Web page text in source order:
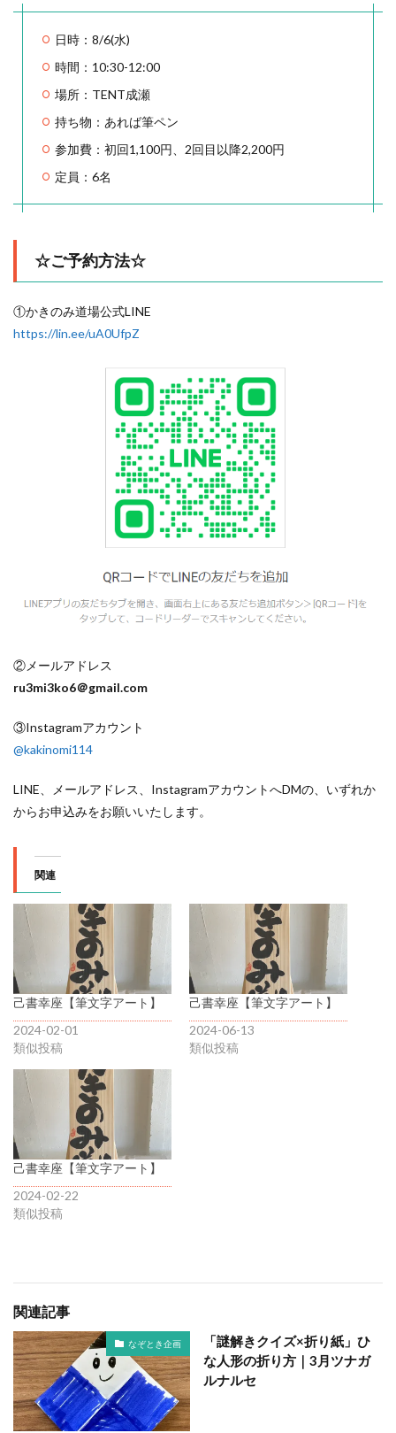
日時：8/6(水)
時間：10:30-12:00
場所：TENT成瀬
持ち物：あれば筆ペン
参加費：初回1,100円、2回目以降2,200円
定員：6名
☆ご予約方法☆
①かきのみ道場公式LINE
https://lin.ee/uA0UfpZ
②メールアドレス
ru3mi3ko6＠gmail.com
③Instagramアカウント
@kakinomi114
LINE、メールアドレス、InstagramアカウントへDMの、いずれか
からお申込みをお願いいたします。
関連
己書幸座【筆文字アート】
2024-02-01
類似投稿
己書幸座【筆文字アート】
2024-06-13
類似投稿
己書幸座【筆文字アート】
2024-02-22
類似投稿
関連記事
なぞとき企画
「謎解きクイズ×折り紙」ひ
な人形の折り方｜3月ツナガ
ルナルセ